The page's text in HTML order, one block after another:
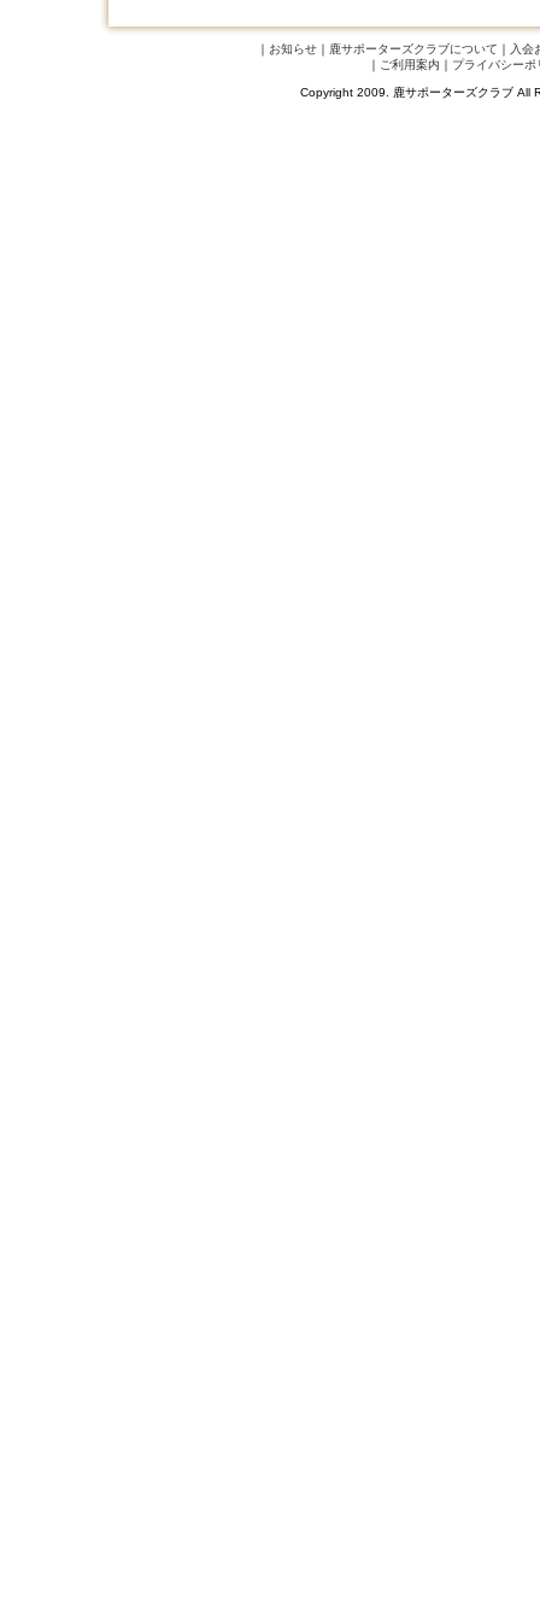
｜ お知らせ ｜ 鹿サポーターズクラブについて ｜ 入会
｜ ご利用案内 ｜ プライバシーポ
Copyright 2009. 鹿サポーターズクラブ All